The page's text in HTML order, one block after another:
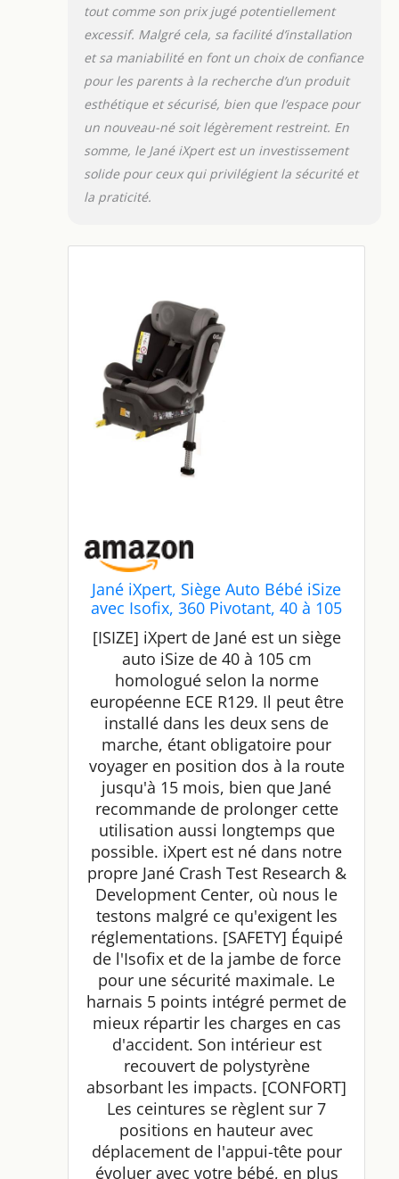
tout comme son prix jugé potentiellement
excessif. Malgré cela, sa facilité d’installation
et sa maniabilité en font un choix de confiance
pour les parents à la recherche d’un produit
esthétique et sécurisé, bien que l’espace pour
un nouveau-né soit légèrement restreint. En
somme, le Jané iXpert est un investissement
solide pour ceux qui privilégient la sécurité et
la praticité.
Jané iXpert, Siège Auto Bébé iSize
avec Isofix, 360 Pivotant, 40 à 105
cm, de la Naissance à Environ 4
ans, Réducteur pour Nouveau-né,
Gris
[ISIZE] iXpert de Jané est un siège
auto iSize de 40 à 105 cm
homologué selon la norme
européenne ECE R129. Il peut être
installé dans les deux sens de
marche, étant obligatoire pour
voyager en position dos à la route
jusqu'à 15 mois, bien que Jané
recommande de prolonger cette
utilisation aussi longtemps que
possible. iXpert est né dans notre
propre Jané Crash Test Research &
Development Center, où nous le
testons malgré ce qu'exigent les
réglementations. [SAFETY] Équipé
de l'Isofix et de la jambe de force
pour une sécurité maximale. Le
harnais 5 points intégré permet de
mieux répartir les charges en cas
d'accident. Son intérieur est
recouvert de polystyrène
absorbant les impacts. [CONFORT]
Les ceintures se règlent sur 7
positions en hauteur avec
déplacement de l'appui-tête pour
évoluer avec votre bébé, en plus